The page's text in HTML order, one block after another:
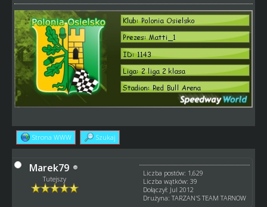
Strona WWW Szukaj
Marek79
Tutejszy
Liczba postów: 1,629
Liczba wątków: 39
Dołączył: Jul 2012
Drużyna: TARZAN'S TEAM TARNOW